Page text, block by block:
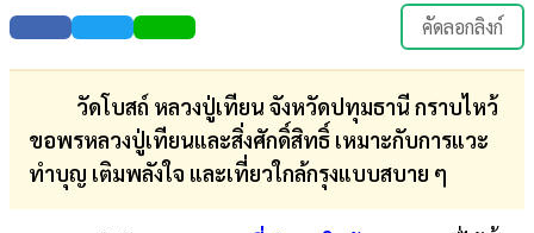
คัดลอกลิงก์
วัดโบสถ์ หลวงปู่เทียน จังหวัดปทุมธานี กราบไหว้
ขอพรหลวงปู่เทียนและสิ่งศักดิ์สิทธิ์ เหมาะกับการแวะ
ทำบุญ เติมพลังใจ และเที่ยวใกล้กรุงแบบสบาย ๆ
ตรวจ
หวย
บอล
สด